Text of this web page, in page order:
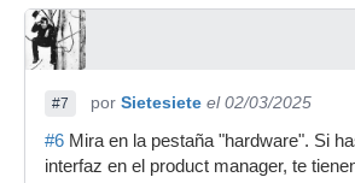
#7 por Sietesiete el 02/03/2025
#6 Mira en la pestaña "hardware". Si
interfaz en el product manager, te